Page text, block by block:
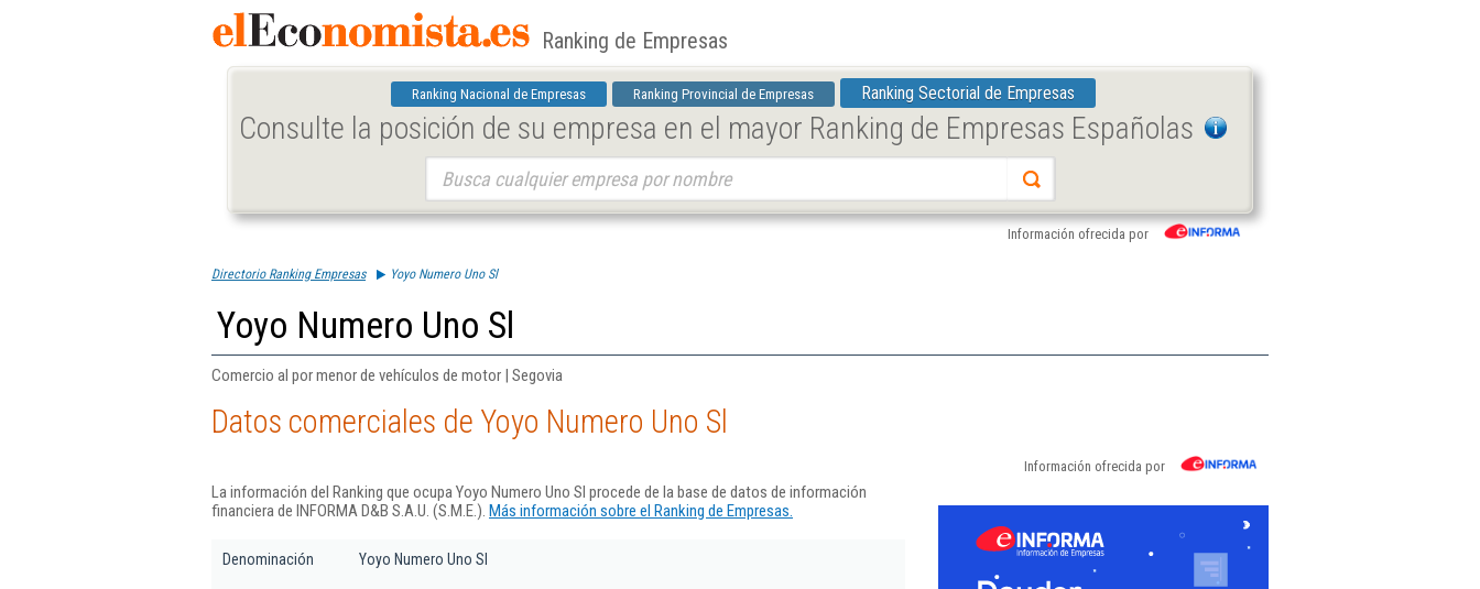
Ranking de Empresas
Ranking Nacional de Empresas Ranking Provincial de Empresas Ranking Sectorial de Empresas
Consulte la posición de su empresa en el mayor Ranking de Empresas Españolas
Información ofrecida por
Directorio Ranking Empresas Yoyo Numero Uno Sl
Yoyo Numero Uno Sl
Comercio al por menor de vehículos de motor | Segovia
Datos comerciales de Yoyo Numero Uno Sl
Información ofrecida por
La información del Ranking que ocupa Yoyo Numero Uno Sl procede de la base de datos de información
financiera de INFORMA D&B S.A.U. (S.M.E.). Más información sobre el Ranking de Empresas.
Denominación Yoyo Numero Uno Sl